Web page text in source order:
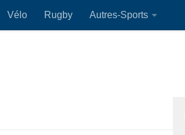
Vélo Rugby Autres-Sports